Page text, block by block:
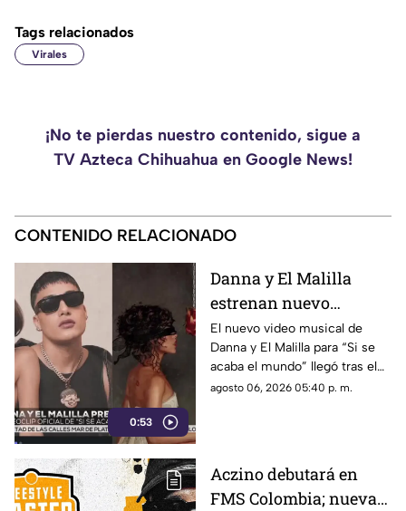
Tags relacionados
Virales
¡No te pierdas nuestro contenido, sigue a
TV Azteca Chihuahua en Google News!
CONTENIDO RELACIONADO
0:53
Danna y El Malilla
estrenan nuevo
videoclip y aumentan
expectativa entre sus
fans
El nuevo video musical de
Danna y El Malilla para “Si se
acaba el mundo” llegó tras el
buen recibimiento del sencillo
agosto 06, 2026 05:40 p. m.
Aczino debutará en
FMS Colombia; nueva